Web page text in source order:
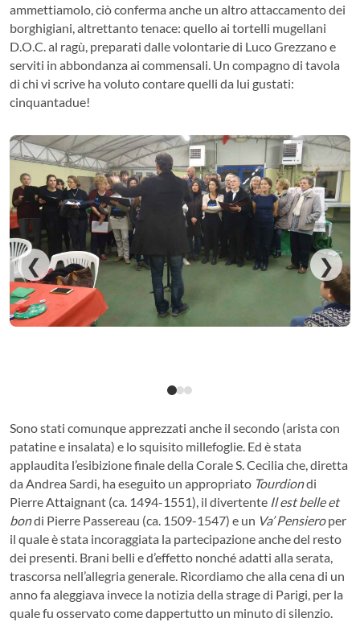
ammettiamolo, ciò conferma anche un altro attaccamento dei
borghigiani, altrettanto tenace: quello ai tortelli mugellani
D.O.C. al ragù, preparati dalle volontarie di Luco Grezzano e
serviti in abbondanza ai commensali. Un compagno di tavola
di chi vi scrive ha voluto contare quelli da lui gustati:
cinquantadue!
❮ ❯
Sono stati comunque apprezzati anche il secondo (arista con
patatine e insalata) e lo squisito millefoglie. Ed è stata
applaudita l’esibizione finale della Corale S. Cecilia che, diretta
da Andrea Sardi, ha eseguito un appropriato Tourdiondi
Pierre Attaignant (ca. 1494-1551), il divertente Il est belle et
bondi Pierre Passereau (ca. 1509-1547) e un Va’ Pensieroper
il quale è stata incoraggiata la partecipazione anche del resto
dei presenti. Brani belli e d’effetto nonché adatti alla serata,
trascorsa nell’allegria generale. Ricordiamo che alla cena di un
anno fa aleggiava invece la notizia della strage di Parigi, per la
quale fu osservato come dappertutto un minuto di silenzio.